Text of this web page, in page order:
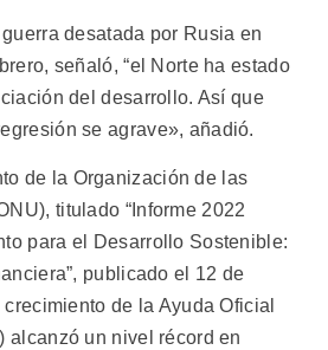
desatada por Rusia en
señaló, “el Norte ha estado
del desarrollo. Así que
se agrave», añadió.
de la Organización de las
titulado “Informe 2022
para el Desarrollo Sostenible:
publicado el 12 de
de la Ayuda Oficial
alcanzó un nivel récord en